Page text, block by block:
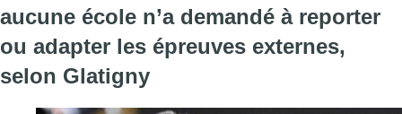
aucune école n’a demandé à reporter
ou adapter les épreuves externes,
selon Glatigny